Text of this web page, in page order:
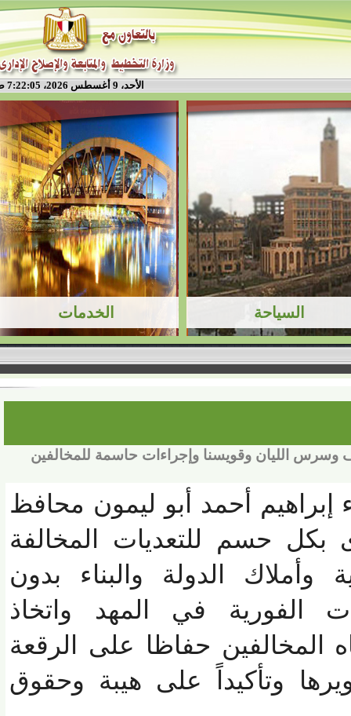
الليان وقويسنا وإجراءات حاسمة للمخالفين
أحمد أبو ليمون محافظ
حسم للتعديات المخالفة
الدولة والبناء بدون
الفورية في المهد واتخاذ
المخالفين حفاظا على الرقعة
وتأكيداً على هيبة وحقوق